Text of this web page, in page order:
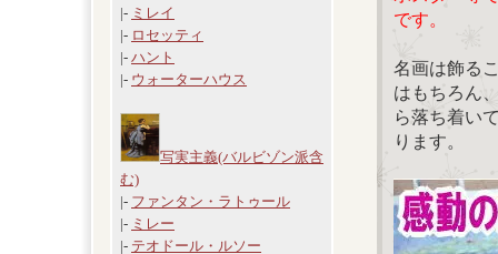
|- ミレイ
|- ロセッティ
|- ハント
|- ウォーターハウス
写実主義(バルビゾン派含
む)
|- ファンタン・ラトゥール
|- ミレー
|- テオドール・ルソー
です。
名画は飾る
はもちろん
ら落ち着い
ります。